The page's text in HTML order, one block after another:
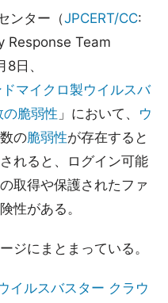
ンター（JPCERT/CC:
Response Team
日、
マイクロ製ウイルスバ
脆弱性 」において、 ウ
の脆弱性が存在すると
れると、ログイン可能
取得や保護されたファ
性がある。
ジにまとまっている。
イルスバスター クラウ